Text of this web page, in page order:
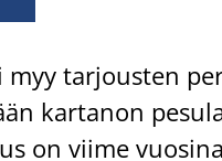
myy tar­jous­ten
kar­ta­non
on viime